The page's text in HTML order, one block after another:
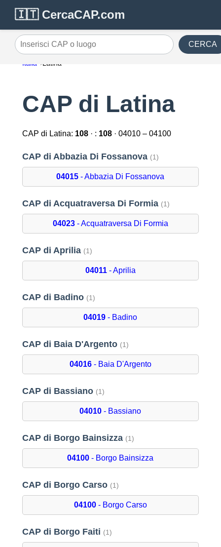
🇮🇹 CercaCAP.com
Inserisci CAP o luogo CERCA
Italia Latina
CAP di Latina
CAP di Latina: 108· : 108· 04010 – 04100
CAP di Abbazia Di Fossanova (1)
04015 - Abbazia Di Fossanova
CAP di Acquatraversa Di Formia (1)
04023- Acquatraversa Di Formia
CAP di Aprilia (1)
04011- Aprilia
CAP di Badino (1)
04019 - Badino
CAP di Baia D'Argento (1)
04016- Baia D'Argento
CAP di Bassiano (1)
04010 - Bassiano
CAP di Borgo Bainsizza (1)
04100 - Borgo Bainsizza
CAP di Borgo Carso (1)
04100- Borgo Carso
CAP di Borgo Faiti (1)